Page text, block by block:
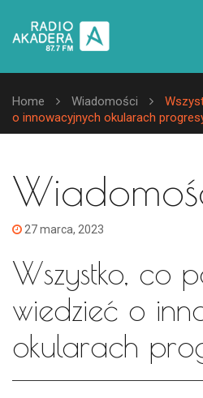
Home Wiadomości
o innowacyjnych okularach
27 marca, 2023
Wszystko, co
wiedzieć o
okularach